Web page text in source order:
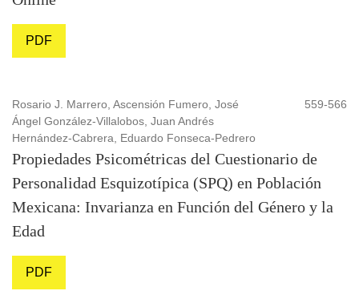
PDF
Rosario J. Marrero, Ascensión Fumero, José
Ángel González-Villalobos, Juan Andrés
Hernández-Cabrera, Eduardo Fonseca-Pedrero
559-566
Propiedades Psicométricas del Cuestionario de
Personalidad Esquizotípica (SPQ) en Población
Mexicana: Invarianza en Función del Género y la
Edad
PDF